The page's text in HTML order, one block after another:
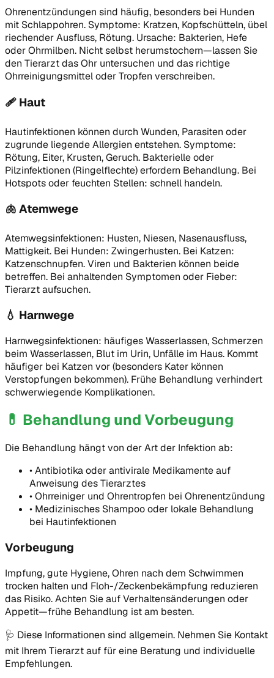
Ohrenentzündungen sind häufig, besonders bei Hunden
mit Schlappohren. Symptome: Kratzen, Kopfschütteln, übel
riechender Ausfluss, Rötung. Ursache: Bakterien, Hefe
oder Ohrmilben. Nicht selbst herumstochern—lassen Sie
den Tierarzt das Ohr untersuchen und das richtige
Ohrreinigungsmittel oder Tropfen verschreiben.
🩹 Haut
Hautinfektionen können durch Wunden, Parasiten oder
zugrunde liegende Allergien entstehen. Symptome:
Rötung, Eiter, Krusten, Geruch. Bakterielle oder
Pilzinfektionen (Ringelflechte) erfordern Behandlung. Bei
Hotspots oder feuchten Stellen: schnell handeln.
🫁 Atemwege
Atemwegsinfektionen: Husten, Niesen, Nasenausfluss,
Mattigkeit. Bei Hunden: Zwingerhusten. Bei Katzen:
Katzenschnupfen. Viren und Bakterien können beide
betreffen. Bei anhaltenden Symptomen oder Fieber:
Tierarzt aufsuchen.
💧 Harnwege
Harnwegsinfektionen: häufiges Wasserlassen, Schmerzen
beim Wasserlassen, Blut im Urin, Unfälle im Haus. Kommt
häufiger bei Katzen vor (besonders Kater können
Verstopfungen bekommen). Frühe Behandlung verhindert
schwerwiegende Komplikationen.
💊 Behandlung und Vorbeugung
Die Behandlung hängt von der Art der Infektion ab:
•Antibiotika oder antivirale Medikamente auf
Anweisung des Tierarztes
•Ohrreiniger und Ohrentropfen bei Ohrenentzündung
• Medizinisches Shampoo oder lokale Behandlung
bei Hautinfektionen
Vorbeugung
Impfung, gute Hygiene, Ohren nach dem Schwimmen
trocken halten und Floh-/Zeckenbekämpfung reduzieren
das Risiko. Achten Sie auf Verhaltensänderungen oder
Appetit—frühe Behandlung ist am besten.
🩺 Diese Informationen sind allgemein. Nehmen Sie Kontakt
mit Ihrem Tierarzt auf für eine Beratung und individuelle
Empfehlungen.